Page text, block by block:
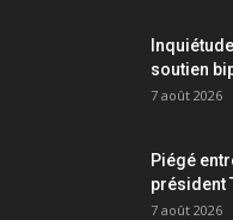
soutien
7 août 2026
Piégé
président
7 août 2026